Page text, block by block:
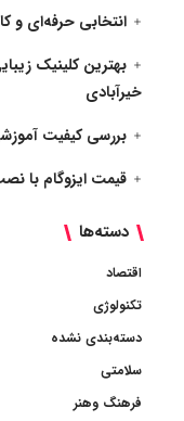
انتخابی حرفه‌ای و
بهترین کلینیک
خیرآبادی
بررسی کیفیت
قیمت ایزوگام با
دسته‌ها
اقتصاد
تکنولوژی
دسته‌بندی نشده
سلامتی
فرهنگ وهنر